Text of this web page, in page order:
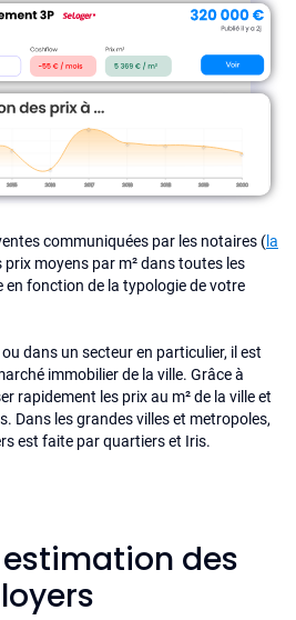
communiquées par les notaires (la
prix moyens par m² dans toutes les
en fonction de la typologie de votre
dans un secteur en particulier, il est
immobilier de la ville. Grâce à
rapidement les prix au m² de la ville et
Dans les grandes villes et metropoles,
est faite par quartiers et Iris.
des
loyers